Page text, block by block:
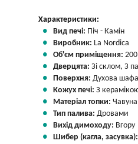
Характеристики:
Вид печі: Піч - Камін
Виробник: La Nordica
Об'єм приміщення:
Дверцята: Зі склом, З
Поверхня: Духова шафа
Кожух печі: З
Матеріал топки: Чавуна
Тип палива: Дровами
Вихід димоходу: Вгору
Шибер (кагла,